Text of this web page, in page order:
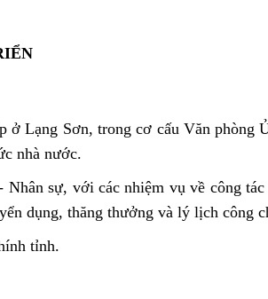
Lạng Sơn, trong cơ cấu Văn phòng
nhà nước.
sự, với các nhiệm vụ về công
dụng, thăng thưởng và lý lịch công
tỉnh.